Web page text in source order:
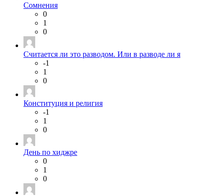
Сомнения
0
1
0
Считается ли это разводом. Или в разводе ли я
-1
1
0
Конституция и религия
-1
1
0
День по хиджре
0
1
0